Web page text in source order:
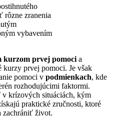
zranenia
vybavením
kurzom prvej pomoci a
kurzy prvej pomoci. Je však
pomoci v podmienkach, kde
rozhodujúcimi faktormi.
v krízových situáciách, kým
praktické zručnosti, ktoré
zachrániť život.